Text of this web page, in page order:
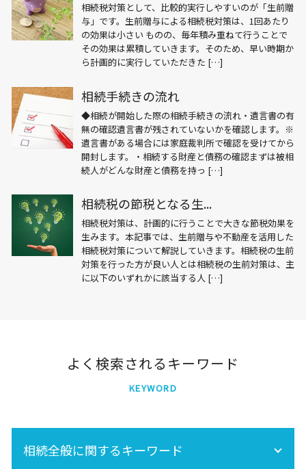
相続税対策として、比較的実行しやすいのが「生前贈
与」です。生前贈与による相続税対策は、1回あたり
の効果は小さい ものの、毎年積み重ねて行うことで
その効果は累積していきます。そのため、早い時期か
ら計画的に実行していただきた […]
相続手続きの流れ
◆相続が開始した際の相続手続きの流れ・遺言書の有
無の確認遺言書が残されていないかを確認します。※
遺言書がある場合には家庭裁判所で確認を受けてから
開封します。・相続する財産と債務の確認まずは被相
続人がどんな財産と債務を持っ […]
相続税の節税となる生...
相続税対策は、計画的に行うことで大きな節税効果を
生みます。本記事では、生前贈与や不動産を活用した
相続税対策について解説していきます。相続税の生前
対策を行った方が良い人とは相続税の生前対策は、主
に以下のいずれかに該当する人 […]
よく検索されるキーワード
KEYWORD
相続全般に関するキーワード